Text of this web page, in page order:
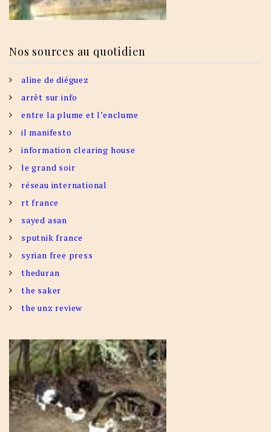
Nos sources au quotidien
aline de diéguez
arrêt sur info
entre la plume et l’enclume
il manifesto
information clearing house
le grand soir
réseau international
rt france
sayed asan
sputnik france
syrian free press
theduran
the saker
the unz review